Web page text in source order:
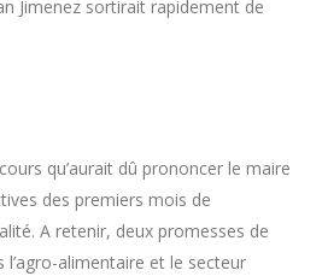
Jimenez sortirait rapidement de
qu’aurait dû prononcer le maire
des premiers mois de
A retenir, deux promesses de
l’agro-alimentaire et le secteur